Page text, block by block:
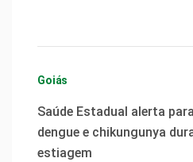
Goiás
Saúde Estadual alerta
dengue e chikungunya
estiagem